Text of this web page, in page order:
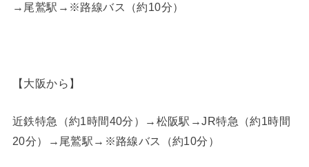
→尾鷲駅→※路線バス（約10分）
【大阪から】
近鉄特急（約1時間40分）→松阪駅→JR特急（約1時間
20分）→尾鷲駅→※路線バス（約10分）